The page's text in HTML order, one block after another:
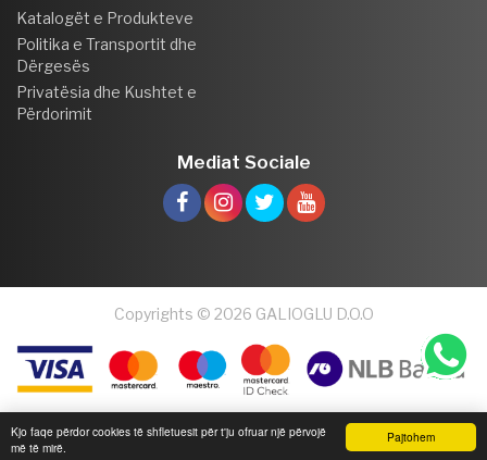
Pajtohem
Kjo faqe përdor cookies të shfletuesit për t'ju ofruar një përvojë
më të mirë.
Katalogët e Produkteve
Politika e Transportit dhe
Dërgesës
Privatësia dhe Kushtet e
Përdorimit
Mediat Sociale
Copyrights © 2026 GALIOGLU D.O.O
Faqja Kryesore Ndjekja e Porosisë Kontakti